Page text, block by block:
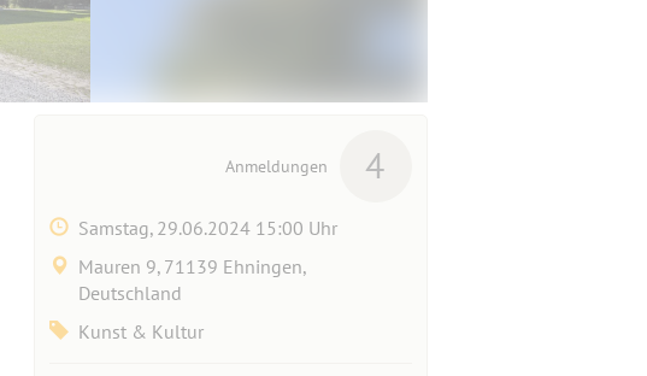
Anmeldungen 4
Samstag, 29.06.2024 15:00 Uhr
Mauren 9, 71139 Ehningen,
Deutschland
Kunst & Kultur